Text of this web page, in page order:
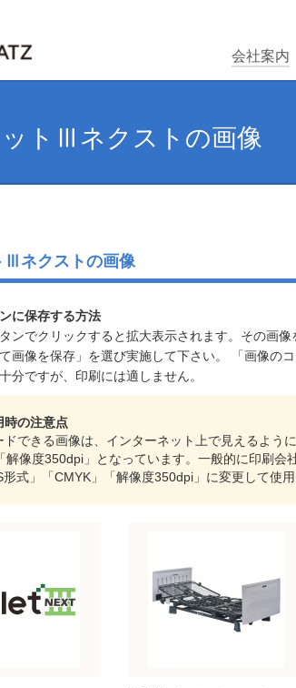
会社案内
ットⅢネクストの画像
Ⅲネクストの画像
に保存する方法
ンでクリックすると拡大表示されます。その画像
て画像を保存」を選び実施して下さい。 「画像の
分ですが、印刷には適しません。
時の注意点
ドできる画像は、インターネット上で見えるよう
解像度350dpi」となっています。一般的に印刷会
形式」「CMYK」「解像度350dpi」に変更して使用